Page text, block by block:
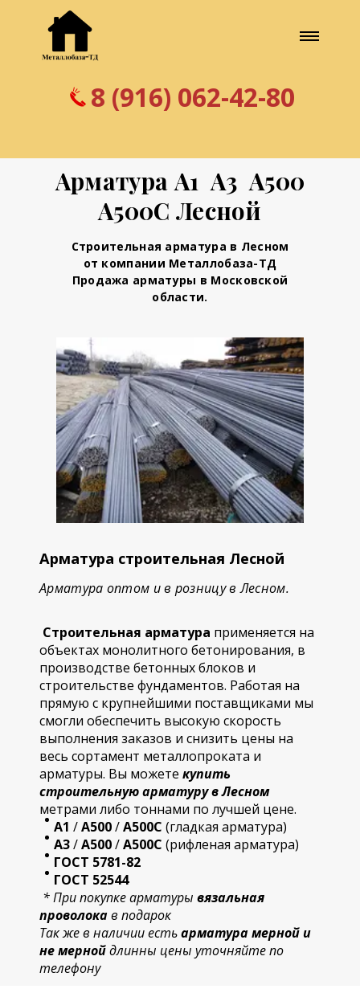
8 (916) 062-42-80
Арматура А1 А3 А500
А500С Лесной
Строительная арматура в Лесном
от компании Металлобаза-ТД
Продажа арматуры в Московской
области.
Арматура строительная Лесной
Арматура оптом и в розницу в Лесном.
Строительная арматура применяется на
объектах монолитного бетонирования, в
производстве бетонных блоков и
строительстве фундаментов. Работая на
прямую с крупнейшими поставщиками мы
смогли обеспечить высокую скорость
выполнения заказов и снизить цены на
весь сортамент металлопроката и
арматуры. Вы можете купить
строительнуюарматуру в Лесном
метрами либо тоннами по лучшей цене.
А1 /А500/А500С (гладкая арматура)
А3/А500/А500С (рифленая арматура)
ГОСТ 5781-82
ГОСТ 52544
* При покупке арматуры вязальная
проволокав подарок
Так же в наличии естьарматура мерной и
не мернойдлинны цены уточняйте по
телефону